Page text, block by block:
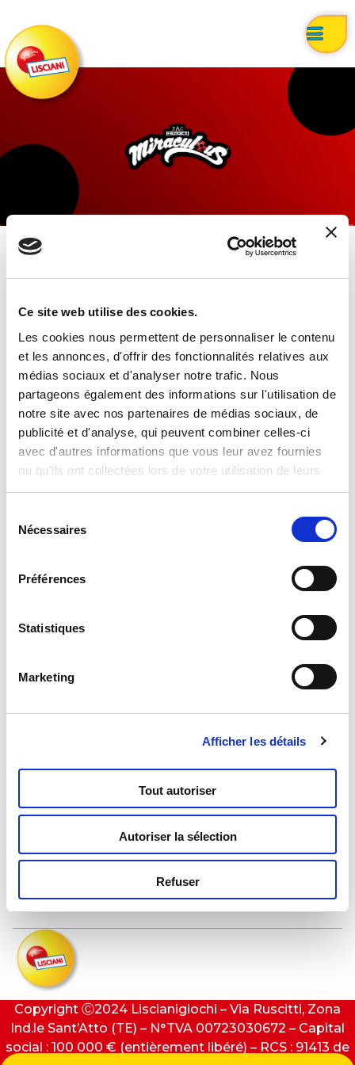
Ce site web utilise des cookies.
Les cookies nous permettent de personnaliser le contenu
et les annonces, d'offrir des fonctionnalités relatives aux
médias sociaux et d'analyser notre trafic. Nous
partageons également des informations sur l'utilisation de
notre site avec nos partenaires de médias sociaux, de
publicité et d'analyse, qui peuvent combiner celles-ci
avec d'autres informations que vous leur avez fournies
ou qu'ils ont collectées lors de votre utilisation de leurs
services.
Nécessaires
Préférences
Statistiques
Marketing
Afficher les détails
Tout autoriser
Autoriser la sélection
Refuser
Catégories
Âge
PRÈS
Qui sommes-nous?
Activités ESG
Copyright Ⓒ2024 Liscianigiochi – Via Ruscitti, Zona
Ind.le Sant’Atto (TE) – N°TVA 00723030672 – Capital
social : 100 000 € (entièrement libéré) – RCS : 91413 de